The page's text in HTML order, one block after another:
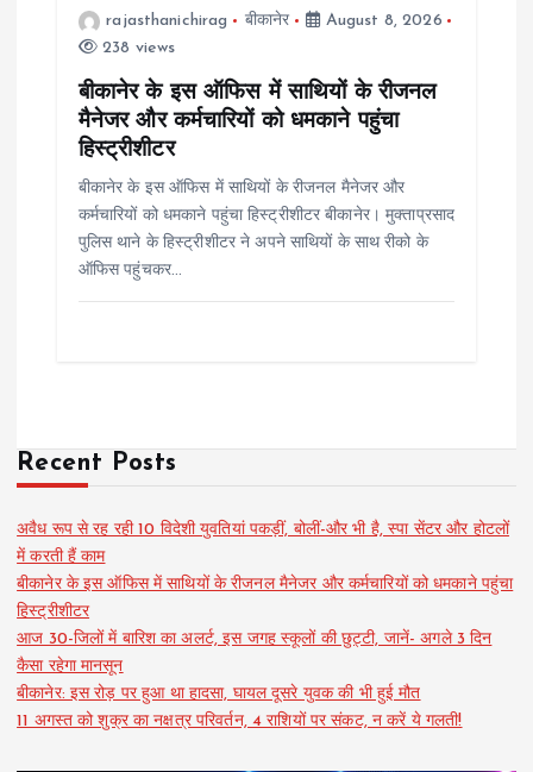
rajasthanichirag बीकानेर
August 8, 2026
238 views
बीकानेर के इस ऑफिस में साथियों के रीजनल
मैनेजर और कर्मचारियों को धमकाने पहुंचा
हिस्ट्रीशीटर
बीकानेर के इस ऑफिस में साथियों के रीजनल मैनेजर और
कर्मचारियों को धमकाने पहुंचा हिस्ट्रीशीटर बीकानेर। मुक्ताप्रसाद
पुलिस थाने के हिस्ट्रीशीटर ने अपने साथियों के साथ रीको के
ऑफिस पहुंचकर…
Recent Posts
अवैध रूप से रह रही 10 विदेशी युवतियां पकड़ीं, बोलीं-और भी है, स्पा सेंटर और होटलों
में करती हैं काम
बीकानेर के इस ऑफिस में साथियों के रीजनल मैनेजर और कर्मचारियों को धमकाने पहुंचा
हिस्ट्रीशीटर
आज 30-जिलों में बारिश का अलर्ट, इस जगह स्कूलों की छुट्टी, जानें- अगले 3 दिन
कैसा रहेगा मानसून
बीकानेर: इस रोड़ पर हुआ था हादसा, घायल दूसरे युवक की भी हुई मौत
11 अगस्त को शुक्र का नक्षत्र परिवर्तन, 4 राशियों पर संकट, न करें ये गलती!